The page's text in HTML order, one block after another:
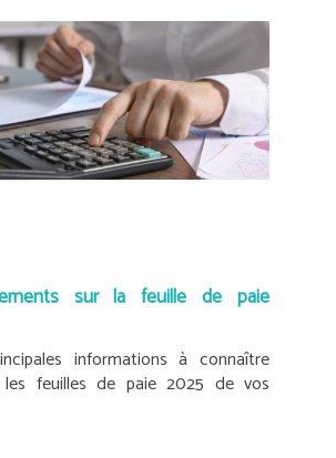
sur la feuille de paie
informations à connaître
feuilles de paie 2025 de vos